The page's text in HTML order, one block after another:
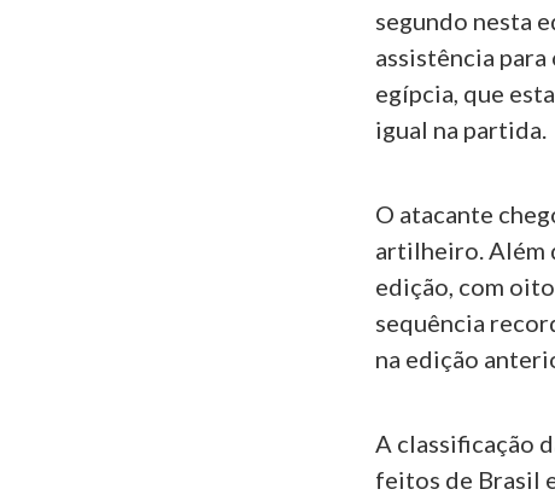
segundo nesta
assistência
egípcia, que
igual na partida.
O atacante
artilheiro. Além
edição, com
sequência
na edição
A classificação
feitos de Brasil